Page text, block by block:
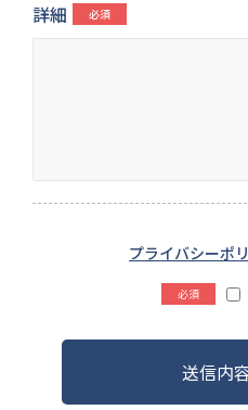
詳細
プライバシーポ
送信内